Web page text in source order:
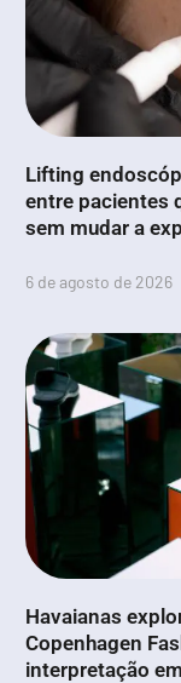
Lifting
entre pacientes
sem mudar a
6 de agosto de 2026
Havaianas
Copenhagen
interpretação